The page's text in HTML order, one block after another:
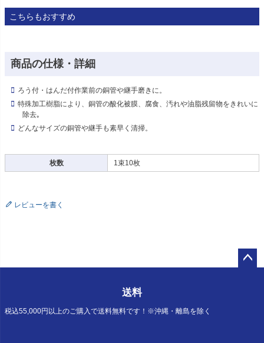
こちらもおすすめ
商品の仕様・詳細
ろう付・はんだ付作業前の銅管や継手磨きに。
特殊加工樹脂により、銅管の酸化被膜、腐食、汚れや油脂残留物をきれいに
除去｡
どんなサイズの銅管や継手も素早く清掃。
枚数 1束10枚
レビューを書く
送料
税込55,000円以上のご購入で送料無料です！※沖縄・離島を除く